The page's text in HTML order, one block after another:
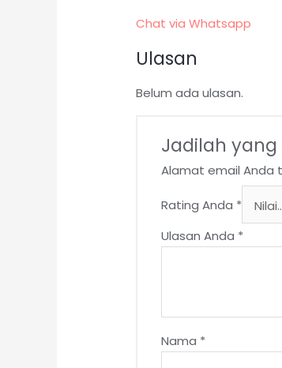
Chat via Whatsapp
Ulasan
Belum ada ulasan.
Jadilah yang
Alamat email Anda
Rating Anda *
Ulasan Anda *
Nama *